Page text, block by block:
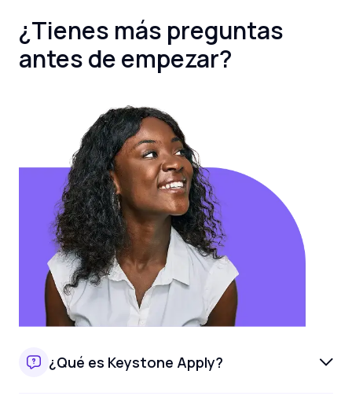
¿Tienes más preguntas
antes de empezar?
¿Qué es Keystone Apply?